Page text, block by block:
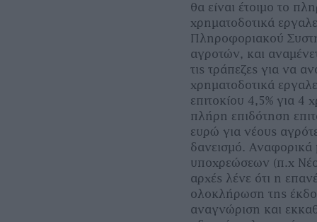
θα είναι έτοιμο το
χρηματοδοτικά
Πληροφοριακού
αγροτών, και
τις τράπεζες για να
χρηματοδοτικά
επιτοκίου 4,5% για 4
πλήρη επιδότηση
ευρώ για νέους
δανεισμό. Αναφορικά
υποχρεώσεων (π.χ
αρχές λένε ότι η
ολοκλήρωση της
αναγνώριση και